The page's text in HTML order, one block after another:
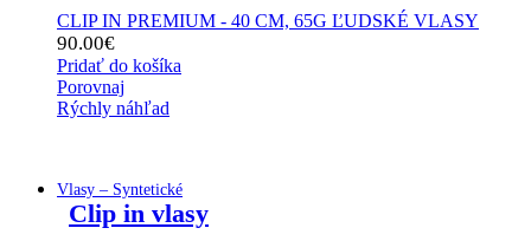
CLIP IN PREMIUM - 40 CM, 65G ĽUDSKÉ VLASY
90.00€
Pridať do košíka
Porovnaj
Rýchly náhľad
Vlasy – Syntetické
Clip in vlasy